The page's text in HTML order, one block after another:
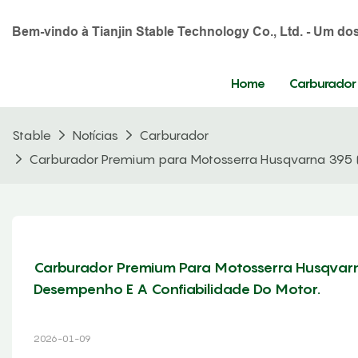
Bem-vindo à Tianjin Stable Technology Co., Ltd. - Um
Home Carburador
Stable Notícias
Carburador
Carburador Premium para Motosserra Husqvarna
Carburador Premium Para Motosserra
Desempenho E A Confiabilidade Do Motor.
2026-01-09